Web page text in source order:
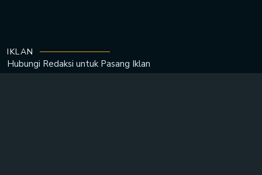
IKLAN
Hubungi Redaksi untuk Pasang Iklan